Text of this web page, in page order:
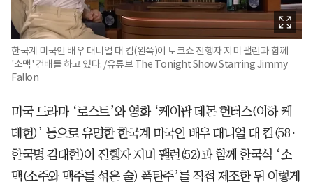
한국계 미국인 배우 대니얼 대 킴(왼쪽)이 토크쇼 진행자 지미 팰런과 함께
'소맥' 건배를 하고 있다. /유튜브 The Tonight Show Starring Jimmy
Fallon
미국 드라마 ‘로스트’와 영화 ‘케이팝 데몬 헌터스(이하 케
데헌)’ 등으로 유명한 한국계 미국인 배우 대니얼 대 킴(58·
한국명 김대현)이 진행자 지미 팰런(52)과 함께 한국식 ‘소
맥(소주와 맥주를 섞은 술) 폭탄주’를 직접 제조한 뒤 이렇게